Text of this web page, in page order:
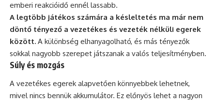
emberi reakcióidő ennél lassabb.
A legtöbb játékos számára a késleltetés ma már nem
döntő tényező a vezetékes és vezeték nélküli egerek
között. A különbség elhanyagolható, és más tényezők
sokkal nagyobb szerepet játszanak a valós teljesítményben.
Súly és mozgás
A vezetékes egerek alapvetően könnyebbek lehetnek,
mivel nincs bennük akkumulátor. Ez előnyös lehet a nagyon